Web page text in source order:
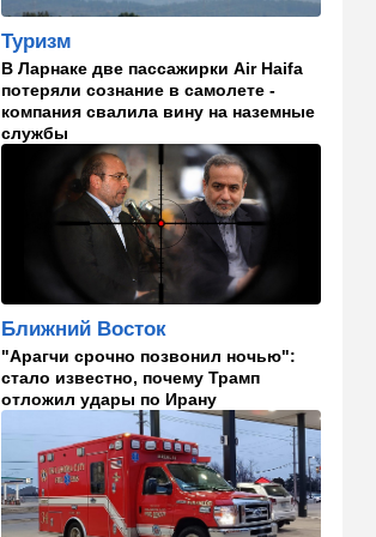
октября, работал в Газе
водителем грузовика
11:43 В мире
К программе "спасем
Россию" от топливного
кризиса присоединилась
еще одна страна
Израиль
В Эйлатский залив приплыл
необычный гость. ВИДЕО
10:36 Израиль
Три пожара за минуты в
Рамат-Гане: подозрение на
поджог
10:23 В мире
Разрази меня гром:
участника СВО поразила
Туризм
В Ларнаке две пассажирки Air Haifa
потеряли сознание в самолете -
компания свалила вину на наземные
службы
Ближний Восток
"Арагчи срочно позвонил ночью":
стало известно, почему Трамп
отложил удары по Ирану